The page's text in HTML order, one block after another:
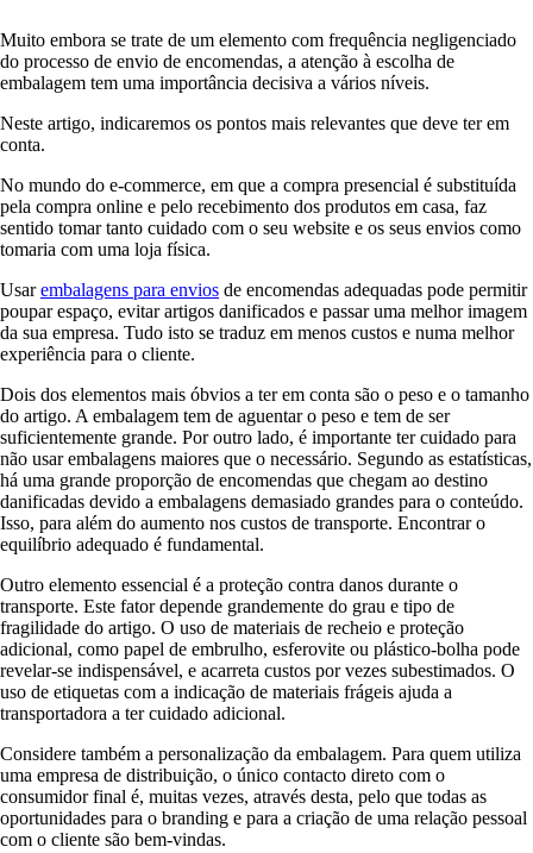
Muito embora se trate de um elemento com frequência negligenciado
do processo de envio de encomendas, a atenção à escolha de
embalagem tem uma importância decisiva a vários níveis.
Neste artigo, indicaremos os pontos mais relevantes que deve ter em
conta.
No mundo do e-commerce, em que a compra presencial é substituída
pela compra online e pelo recebimento dos produtos em casa, faz
sentido tomar tanto cuidado com o seu website e os seus envios como
tomaria com uma loja física.
Usarembalagens para envios de encomendas adequadas pode permitir
poupar espaço, evitar artigos danificados e passar uma melhor imagem
da sua empresa. Tudo isto se traduz em menos custos e numa melhor
experiência para o cliente.
Dois dos elementos mais óbvios a ter em conta são o peso e o tamanho
do artigo. A embalagem tem de aguentar o peso e tem de ser
suficientemente grande. Por outro lado, é importante ter cuidado para
não usar embalagens maiores que o necessário. Segundo as estatísticas,
há uma grande proporção de encomendas que chegam ao destino
danificadas devido a embalagens demasiado grandes para o conteúdo.
Isso, para além do aumento nos custos de transporte. Encontrar o
equilíbrio adequado é fundamental.
Outro elemento essencial é a proteção contra danos durante o
transporte. Este fator depende grandemente do grau e tipo de
fragilidade do artigo. O uso de materiais de recheio e proteção
adicional, como papel de embrulho, esferovite ou plástico-bolha pode
revelar-se indispensável, e acarreta custos por vezes subestimados. O
uso de etiquetas com a indicação de materiais frágeis ajuda a
transportadora a ter cuidado adicional.
Considere também a personalização da embalagem. Para quem utiliza
uma empresa de distribuição, o único contacto direto com o
consumidor final é, muitas vezes, através desta, pelo que todas as
oportunidades para o branding e para a criação de uma relação pessoal
com o cliente são bem-vindas.